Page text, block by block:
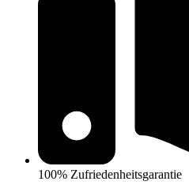
100% Zufriedenheitsgarantie